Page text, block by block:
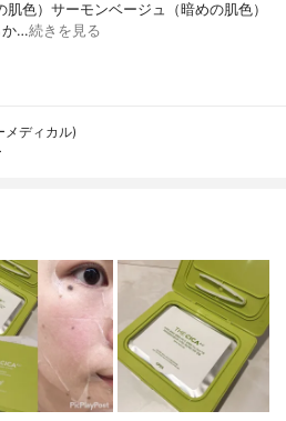
色）サーモンベージュ（暗めの肌色）
か…続きを見る
ディカル)